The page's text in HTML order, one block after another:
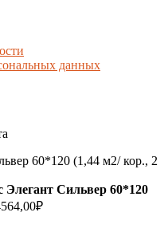
данных
Элегант Сильвер 60*120
₽